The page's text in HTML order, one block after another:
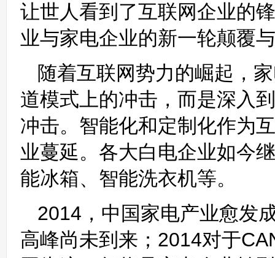
让世人看到了互联网企业的
业与家电企业的新一轮颠覆
随着互联网势力的崛起，
道模式上的冲击，而是深入
冲击。智能化和定制化作为
业蔓延。各大白电企业如今
能冰箱、智能洗衣机等。
2014，中国家电产业愈发
高峰尚未到来；2014对于